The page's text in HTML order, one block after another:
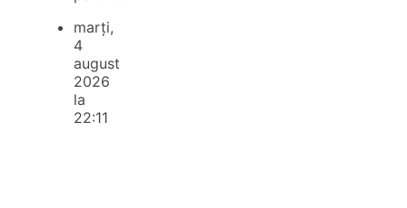
marți,
4
august
2026
la
22:11